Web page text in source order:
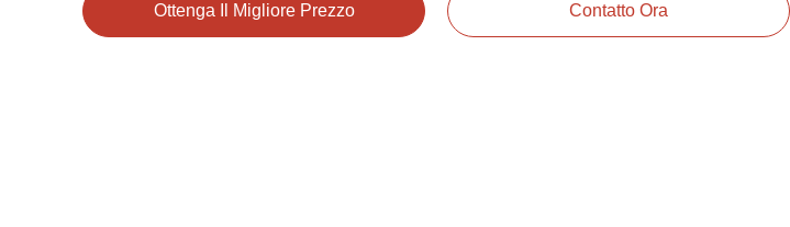
Ottenga Il Migliore Prezzo Contatto Ora